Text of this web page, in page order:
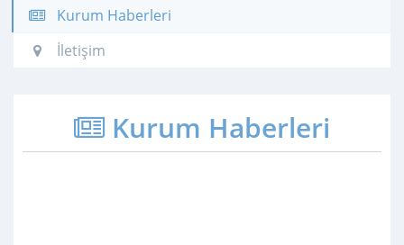
Kurum Haberleri
İletişim
Kurum Haberleri